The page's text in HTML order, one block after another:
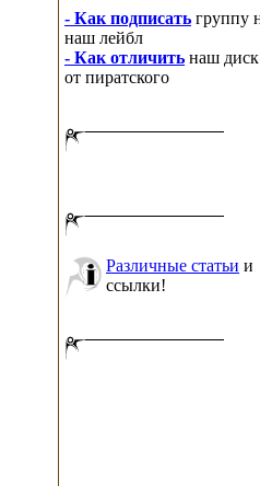
- Как подписать группу
наш лейбл
- Как отличить наш диск
от пиратского
Различные статьи и
ссылки!